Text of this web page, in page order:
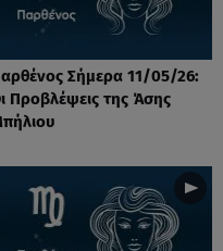
Σήμερα 11/05/26:
Προβλέψεις της Άσης